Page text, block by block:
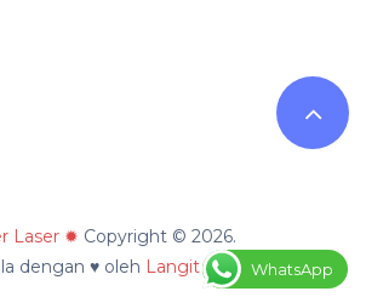
Laser ✹ Copyright © 2026.
dengan ♥ oleh Langit Nilai WhatsApp